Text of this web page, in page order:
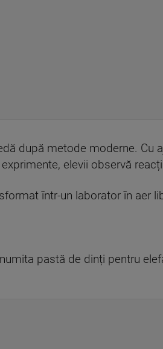
după metode moderne. Cu
elevii observă
într-un laborator în aer
pastă de dinți pentru